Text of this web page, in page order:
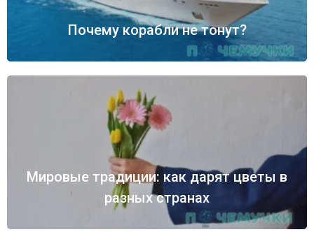
Почему корабли не тонут?
Мировые традиции: как дарят цветы в
разных странах